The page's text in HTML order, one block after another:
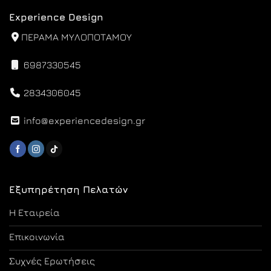
Εξυπηρέτηση Πελατών
Η Εταιρεία
Επικοινωνία
Συχνές Ερωτήσεις
Experience Design
ΠΕΡΑΜΑ ΜΥΛΟΠΟΤΑΜΟΥ
6987330545
2834306045
info@experiencedesign.gr